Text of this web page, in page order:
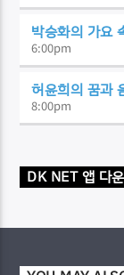
박승화의 가요
6:00pm
허윤희의 꿈과
8:00pm
DK NET 앱 다